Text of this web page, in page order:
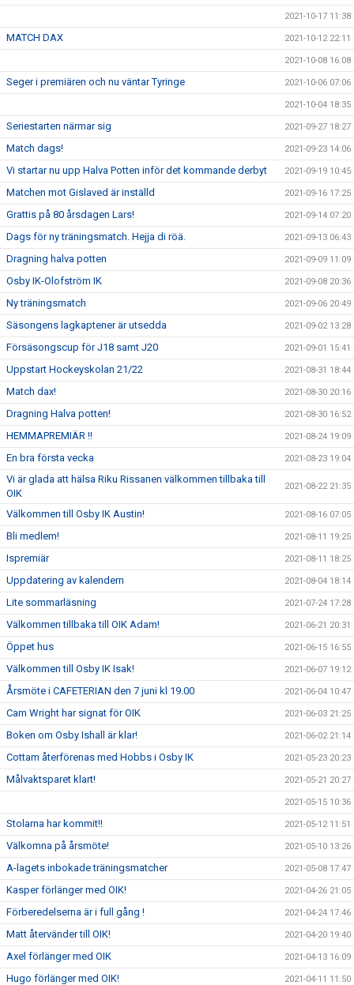
2021-10-17 11:38
MATCH DAX 2021-10-12 22:11
2021-10-08 16:08
Seger i premiären och nu väntar Tyringe 2021-10-06 07:06
2021-10-04 18:35
Seriestarten närmar sig 2021-09-27 18:27
Match dags! 2021-09-23 14:06
Vi startar nu upp Halva Potten inför det kommande derbyt 2021-09-19 10:45
Matchen mot Gislaved är inställd 2021-09-16 17:25
Grattis på 80 årsdagen Lars! 2021-09-14 07:20
Dags för ny träningsmatch. Hejja di röä. 2021-09-13 06:43
Dragning halva potten 2021-09-09 11:09
Osby IK-Olofström IK 2021-09-08 20:36
Ny träningsmatch 2021-09-06 20:49
Säsongens lagkaptener är utsedda 2021-09-02 13:28
Försäsongscup för J18 samt J20 2021-09-01 15:41
Uppstart Hockeyskolan 21/22 2021-08-31 18:44
Match dax! 2021-08-30 20:16
Dragning Halva potten! 2021-08-30 16:52
HEMMAPREMIÄR !! 2021-08-24 19:09
En bra första vecka 2021-08-23 19:04
Vi är glada att hälsa Riku Rissanen välkommen tillbaka till
OIK
2021-08-22 21:35
Välkommen till Osby IK Austin! 2021-08-16 07:05
Bli medlem! 2021-08-11 19:25
Ispremiär 2021-08-11 18:25
Uppdatering av kalendern 2021-08-04 18:14
Lite sommarläsning 2021-07-24 17:28
Välkommen tillbaka till OIK Adam! 2021-06-21 20:31
Öppet hus 2021-06-15 16:55
Välkommen till Osby IK Isak! 2021-06-07 19:12
Årsmöte i CAFETERIAN den 7 juni kl 19.00 2021-06-04 10:47
Cam Wright har signat för OIK 2021-06-03 21:25
Boken om Osby Ishall är klar! 2021-06-02 21:14
Cottam återförenas med Hobbs i Osby IK 2021-05-23 20:23
Målvaktsparet klart! 2021-05-21 20:27
2021-05-15 10:36
Stolarna har kommit!! 2021-05-12 11:51
Välkomna på årsmöte! 2021-05-10 13:26
A-lagets inbokade träningsmatcher 2021-05-08 17:47
Kasper förlänger med OIK! 2021-04-26 21:05
Förberedelserna är i full gång ! 2021-04-24 17:46
Matt återvänder till OIK! 2021-04-20 19:40
Axel förlänger med OIK 2021-04-13 16:09
Hugo förlänger med OIK! 2021-04-11 11:50